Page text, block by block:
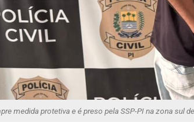
medida protetiva e é preso pela SSP-PI na zona sul